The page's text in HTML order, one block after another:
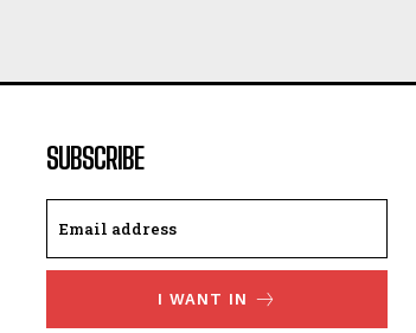
SUBSCRIBE
I WANT IN